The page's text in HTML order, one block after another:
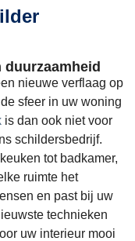
's.
n heel
nauwk
eurig,
top
commu
nicatie
en
zeer
nu
slot
duurzaamheid
nieuwe verflaag op
sfeer in uw woning
is dan ook niet voor
schildersbedrijf.
tot badkamer,
ruimte het
en past bij uw
technieken
uw interieur mooi